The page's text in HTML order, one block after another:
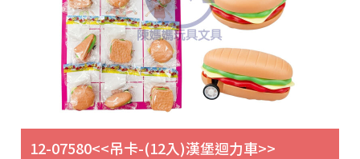
12-07580<<吊卡-(12入)漢堡迴力車>>